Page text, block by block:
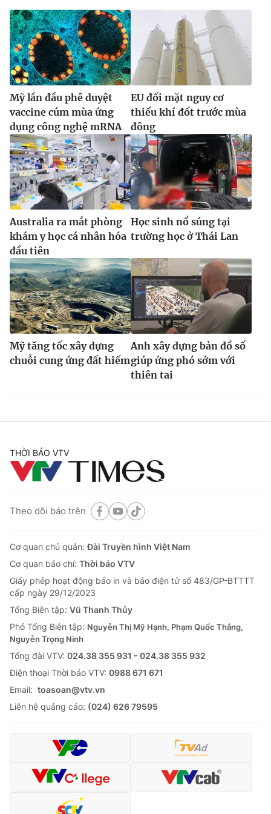
Email:toasoan@vtv.vn
Liên hệ quảng cáo:024-7300.7108
® Cấm sao chép dưới mọi hình thức nếu không có sự chấp
thuận bằng văn bản. Ghi rõ nguồn VTV.vn khi phát hành lại
thông tin từ website này.
Mỹ lần đầu phê duyệt
vaccine cúm mùa ứng
dụng công nghệ mRNA
EU đối mặt nguy cơ
thiếu khí đốt trước mùa
đông
Australia ra mắt phòng
khám y học cá nhân hóa
đầu tiên
Học sinh nổ súng tại
trường học ở Thái Lan
Mỹ tăng tốc xây dựng
chuỗi cung ứng đất hiếm
Anh xây dựng bản đồ số
giúp ứng phó sớm với
thiên tai
THỜI BÁO VTV
Theo dõi báo trên
Cơ quan chủ quản:Đài Truyền hình Việt Nam
Cơ quan báo chí: Thời báo VTV
Giấy phép hoạt động báo in và báo điện tử số 483/GP-BTTTT
cấp ngày 29/12/2023
Tổng Biên tập: Vũ Thanh Thủy
Phó Tổng Biên tập: Nguyễn Thị Mỹ Hạnh, Phạm Quốc Thắng,
Nguyễn Trọng Ninh
Tổng đài VTV: 024.38 355 931 - 024.38 355 932
Ðiện thoại Thời báo VTV: 0988 671 671
Email: toasoan@vtv.vn
Liên hệ quảng cáo: (024) 626 79595